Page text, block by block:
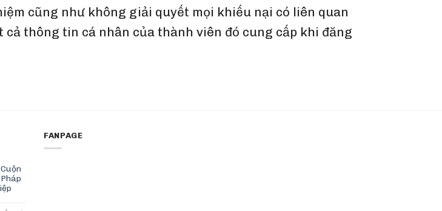
cũng như không giải quyết mọi khiếu nại có liên quan
thông tin cá nhân của thành viên đó cung cấp khi đăng
FANPAGE